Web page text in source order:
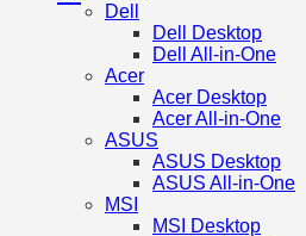
Dell
Dell Desktop
Dell All-in-One
Acer
Acer Desktop
Acer All-in-One
ASUS
ASUS Desktop
ASUS All-in-One
MSI
MSI Desktop